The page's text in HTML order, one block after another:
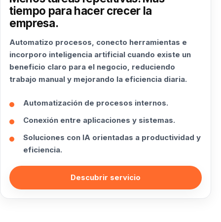
tiempo para hacer crecer la
empresa.
Automatizo procesos, conecto herramientas e
incorporo inteligencia artificial cuando existe un
beneficio claro para el negocio, reduciendo
trabajo manual y mejorando la eficiencia diaria.
Automatización de procesos internos.
Conexión entre aplicaciones y sistemas.
Soluciones con IA orientadas a productividad y
eficiencia.
Descubrir servicio